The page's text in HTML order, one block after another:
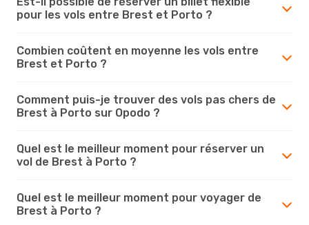
pour les vols entre Brest et Porto ?
Combien coûtent en moyenne les vols entre
Brest et Porto ?
Comment puis-je trouver des vols pas chers de
Brest à Porto sur Opodo ?
Quel est le meilleur moment pour réserver un
vol de Brest à Porto ?
Quel est le meilleur moment pour voyager de
Brest à Porto ?